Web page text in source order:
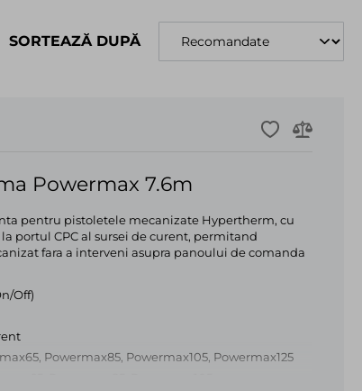
SORTEAZĂ DUPĂ
Powermax 7.6m
pentru pistoletele mecanizate Hypertherm, cu
portul CPC al sursei de curent, permitand
fara a interveni asupra panoului de comanda
Off)
Powermax85, Powermax105, Powermax125
Powermax85, Powermax105